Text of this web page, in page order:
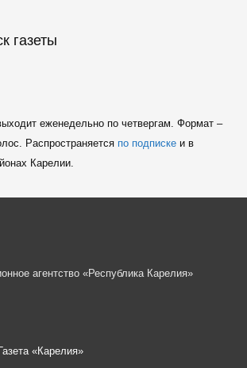
газеты
еженедельно по четвергам. Формат –
Распространяется по подпискеи в
Карелии.
агентство «Республика Карелия»
«Карелия»